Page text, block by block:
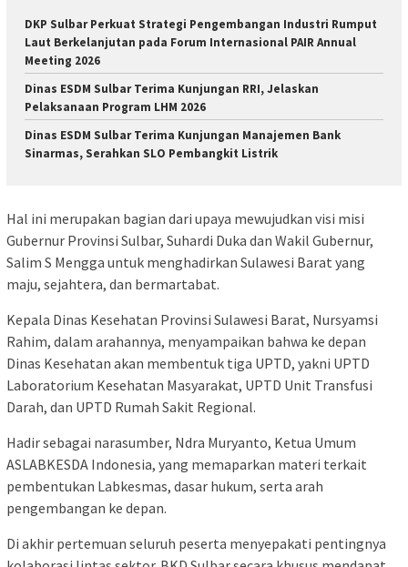
DKP Sulbar Perkuat Strategi Pengembangan Industri Rumput
Laut Berkelanjutan pada Forum Internasional PAIR Annual
Meeting 2026
Dinas ESDM Sulbar Terima Kunjungan RRI, Jelaskan
Pelaksanaan Program LHM 2026
Dinas ESDM Sulbar Terima Kunjungan Manajemen Bank
Sinarmas, Serahkan SLO Pembangkit Listrik
Hal ini merupakan bagian dari upaya mewujudkan visi misi
Gubernur Provinsi Sulbar, Suhardi Duka dan Wakil Gubernur,
Salim S Mengga untuk menghadirkan Sulawesi Barat yang
maju, sejahtera, dan bermartabat.
Kepala Dinas Kesehatan Provinsi Sulawesi Barat, Nursyamsi
Rahim, dalam arahannya, menyampaikan bahwa ke depan
Dinas Kesehatan akan membentuk tiga UPTD, yakni UPTD
Laboratorium Kesehatan Masyarakat, UPTD Unit Transfusi
Darah, dan UPTD Rumah Sakit Regional.
Hadir sebagai narasumber, Ndra Muryanto, Ketua Umum
ASLABKESDA Indonesia, yang memaparkan materi terkait
pembentukan Labkesmas, dasar hukum, serta arah
pengembangan ke depan.
Di akhir pertemuan seluruh peserta menyepakati pentingnya